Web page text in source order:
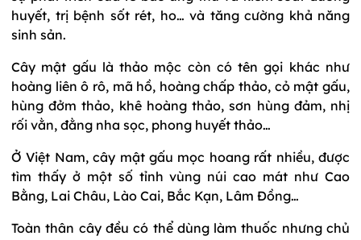
huyết, trị bệnh sốt rét, ho… và tăng cường khả năng
sinh sản.
Cây mật gấu là thảo mộc còn có tên gọi khác như
hoàng liên ô rô, mã hồ, hoàng chấp thảo, cỏ mật gấu,
hùng đởm thảo, khê hoàng thảo, sơn hùng đảm, nhị
rối vằn, đằng nha sọc, phong huyết thảo…
Ở Việt Nam, cây mật gấu mọc hoang rất nhiều, được
tìm thấy ở một số tỉnh vùng núi cao mát như Cao
Bằng, Lai Châu, Lào Cai, Bắc Kạn, Lâm Đồng…
Toàn thân cây đều có thể dùng làm thuốc nhưng chủ